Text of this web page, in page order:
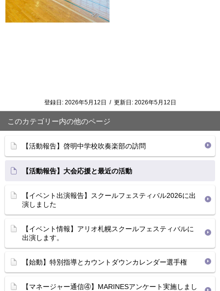
登録日: 2026年5月12日 / 更新日: 2026年5月12日
このカテゴリー内の他のページ
【活動報告】啓明中学校吹奏楽部の訪問
【活動報告】大会応援と最近の活動
【イベント出演報告】スクールフェスティバル2026に出
演しました
【イベント情報】アリオ札幌スクールフェスティバルに
出演します。
【始動】特別指導とカウントダウンカレンダー選手権
【マネージャー通信④】MARINESアンケート実施しまし